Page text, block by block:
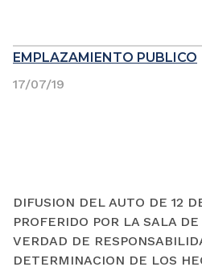
EMPLAZAMIENTO PUBLICO
DIFUSION DEL AUTO DE 12
PROFERIDO POR LA SALA
VERDAD DE
DETERMINACION DE LOS
17/07/19